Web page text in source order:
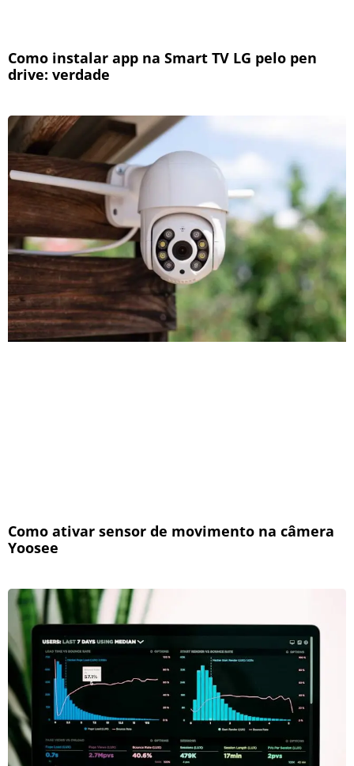
Como instalar app na Smart TV LG pelo pen
drive: verdade
Como ativar sensor de movimento na câmera
Yoosee